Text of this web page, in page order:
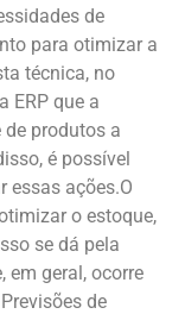
de
para otimizar a
técnica, no
ERP que a
de produtos a
é possível
essas ações.O
o estoque,
se dá pela
em geral, ocorre
de